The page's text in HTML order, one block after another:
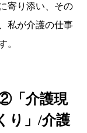
寄り添い、その
私が介護の仕事
。
「介護現
り」/介護